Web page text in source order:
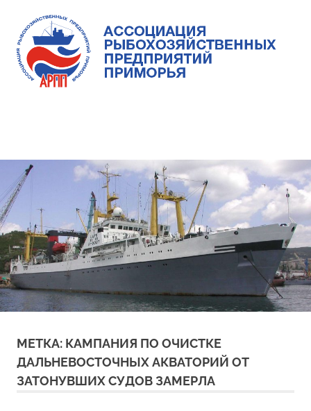
content
предприятий
Приморья
МЕТКА: КАМПАНИЯ ПО ОЧИСТКЕ
ДАЛЬНЕВОСТОЧНЫХ АКВАТОРИЙ ОТ
ЗАТОНУВШИХ СУДОВ ЗАМЕРЛА